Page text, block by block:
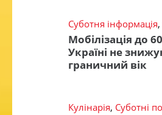
Суботня інформація,
Мобілізація до
Україні не
граничний вік
Кулінарія, Суботні